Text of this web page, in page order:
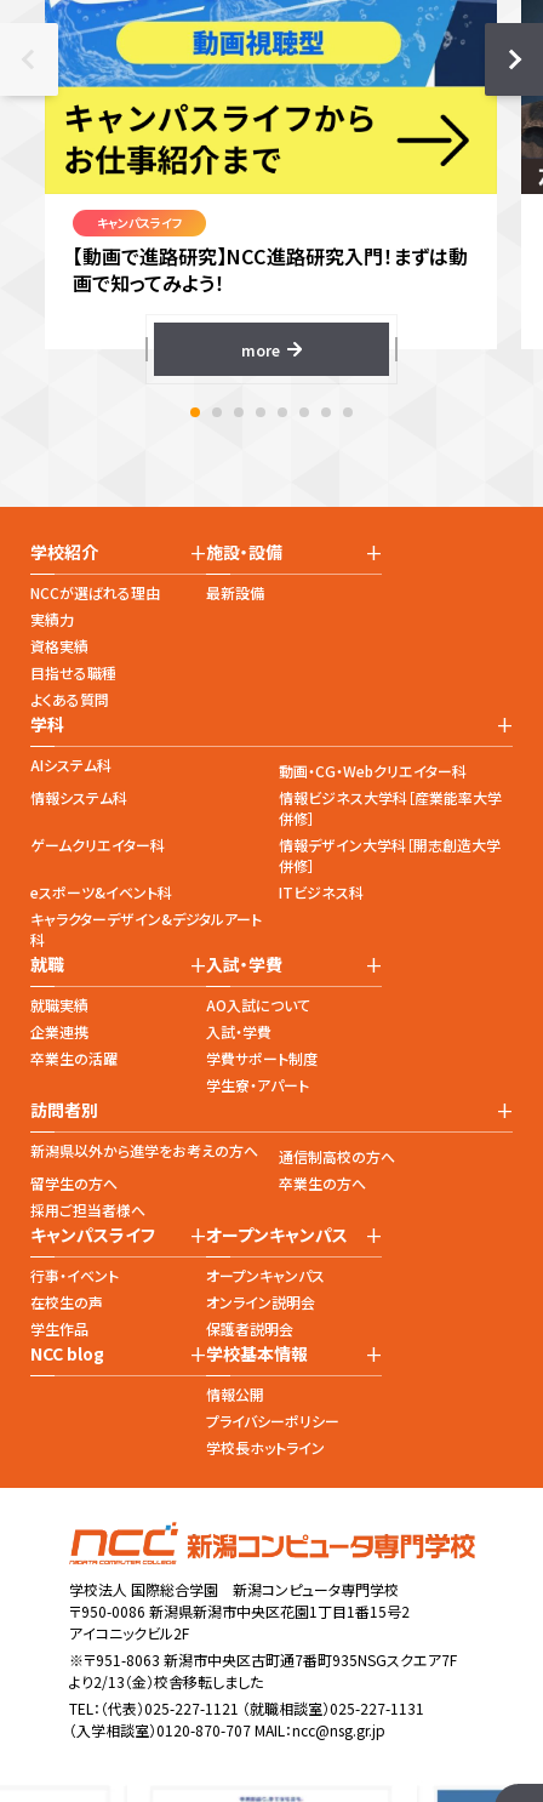
キャンパスライフ
【動画で進路研究】NCC進路研究入門！まずは動
画で知ってみよう！
more
学校紹介 +
NCCが選ばれる理由
実績力
資格実績
目指せる職種
よくある質問
施設・設備 +
最新設備
学科 +
AIシステム科
動画・CG・Webクリエイター科
情報システム科
情報ビジネス大学科［産業能率大学
併修］
ゲームクリエイター科
情報デザイン大学科［開志創造大学
併修］
eスポーツ&イベント科
ITビジネス科
キャラクターデザイン&デジタルアート
科
就職 +
就職実績
企業連携
卒業生の活躍
入試・学費 +
AO入試について
入試・学費
学費サポート制度
学生寮・アパート
訪問者別 +
新潟県以外から進学をお考えの方へ
通信制高校の方へ
留学生の方へ
卒業生の方へ
採用ご担当者様へ
キャンパスライフ +
行事・イベント
在校生の声
学生作品
オープンキャンパス +
オープンキャンパス
オンライン説明会
保護者説明会
NCC blog +学校基本情報 +
情報公開
プライバシーポリシー
学校長ホットライン
学校法人 国際総合学園 新潟コンピュータ専門学校
〒950-0086 新潟県新潟市中央区花園1丁目1番15号2
アイコニックビル2F
※〒951-8063 新潟市中央区古町通7番町935NSGスクエア7F
より2/13（金）校舎移転しました
TEL： （代表）025-227-1121 （就職相談室）025-227-1131
（入学相談室）0120-870-707 MAIL：ncc@nsg.gr.jp